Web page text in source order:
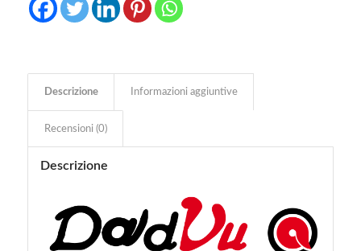
Descrizione Informazioni aggiuntive
Recensioni (0)
Descrizione